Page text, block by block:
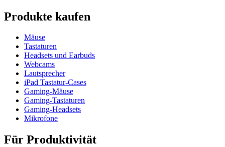
Produkte kaufen
Mäuse
Tastaturen
Headsets und Earbuds
Webcams
Lautsprecher
iPad Tastatur-Cases
Gaming-Mäuse
Gaming-Tastaturen
Gaming-Headsets
Mikrofone
Für Produktivität